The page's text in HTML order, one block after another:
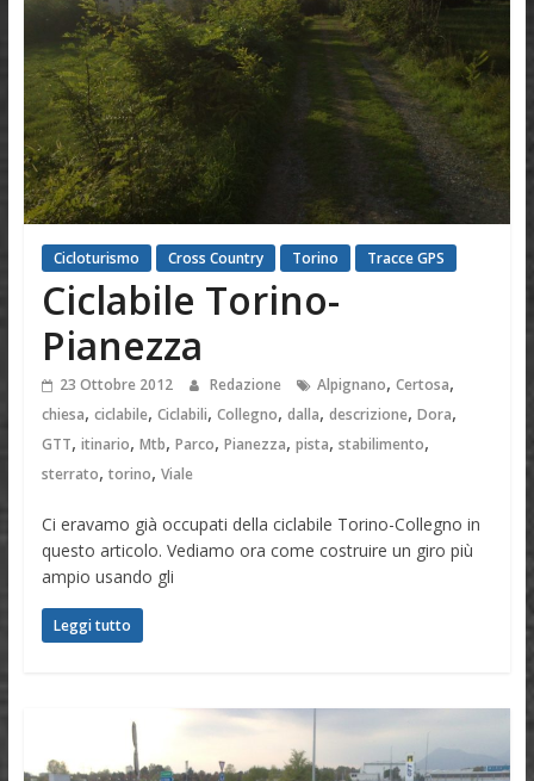
Cicloturismo Cross Country Torino Tracce GPS
Ciclabile Torino-
Pianezza
23 Ottobre 2012 Redazione Alpignano, Certosa,
chiesa, ciclabile, Ciclabili, Collegno, dalla, descrizione, Dora,
GTT, itinario, Mtb, Parco, Pianezza, pista, stabilimento,
sterrato, torino, Viale
Ci eravamo già occupati della ciclabile Torino-Collegno in
questo articolo. Vediamo ora come costruire un giro più
ampio usando gli
Leggi tutto